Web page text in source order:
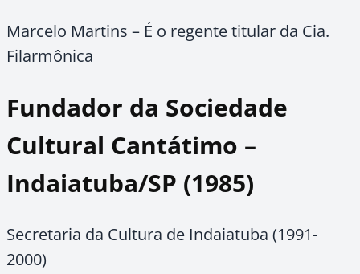
Marcelo Martins – É o regente titular da Cia.
Filarmônica
Fundador da Sociedade
Cultural Cantátimo –
Indaiatuba/SP (1985)
Secretaria da Cultura de Indaiatuba (1991-
2000)